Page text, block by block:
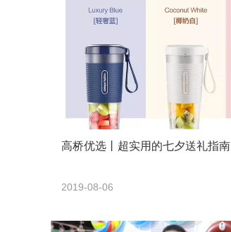
高桥优选丨超实用的七夕送礼指南
2019-08-06